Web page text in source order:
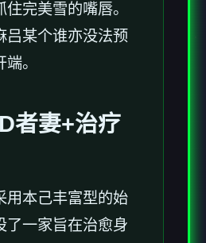
完美雪的嘴唇。
吕某个谁亦没法预
。
者妻+治疗
用本己丰富型的始
了一家旨在治愈身